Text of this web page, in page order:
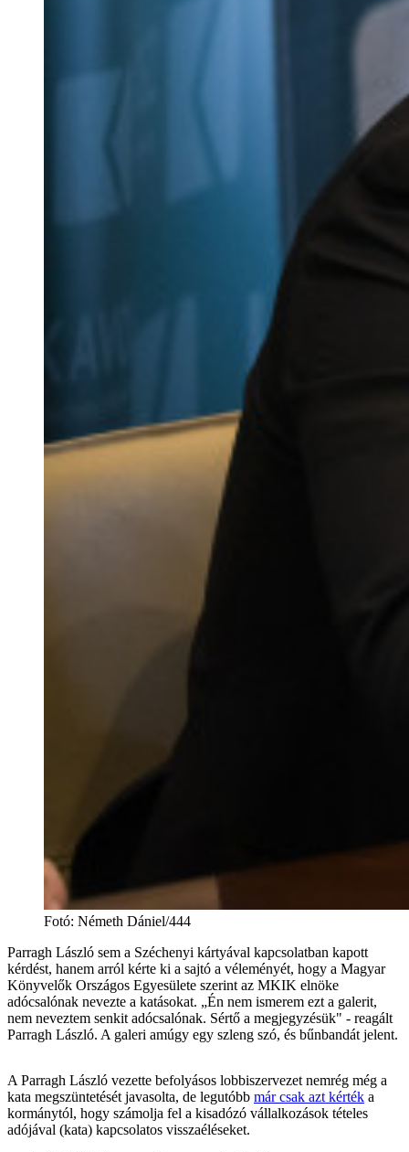
Fotó: Németh Dániel/444
Parragh László sem a Széchenyi kártyával kapcsolatban kapott
kérdést, hanem arról kérte ki a sajtó a véleményét, hogy a Magyar
Könyvelők Országos Egyesülete szerint az MKIK elnöke
adócsalónak nevezte a katásokat. „Én nem ismerem ezt a galerit,
nem neveztem senkit adócsalónak. Sértő a megjegyzésük" - reagált
Parragh László. A galeri amúgy egy szleng szó, és bűnbandát jelent.
A Parragh László vezette befolyásos lobbiszervezet nemrég még a
kata megszüntetését javasolta, de legutóbb már csak azt kérték a
kormánytól, hogy számolja fel a kisadózó vállalkozások tételes
adójával (kata) kapcsolatos visszaéléseket.